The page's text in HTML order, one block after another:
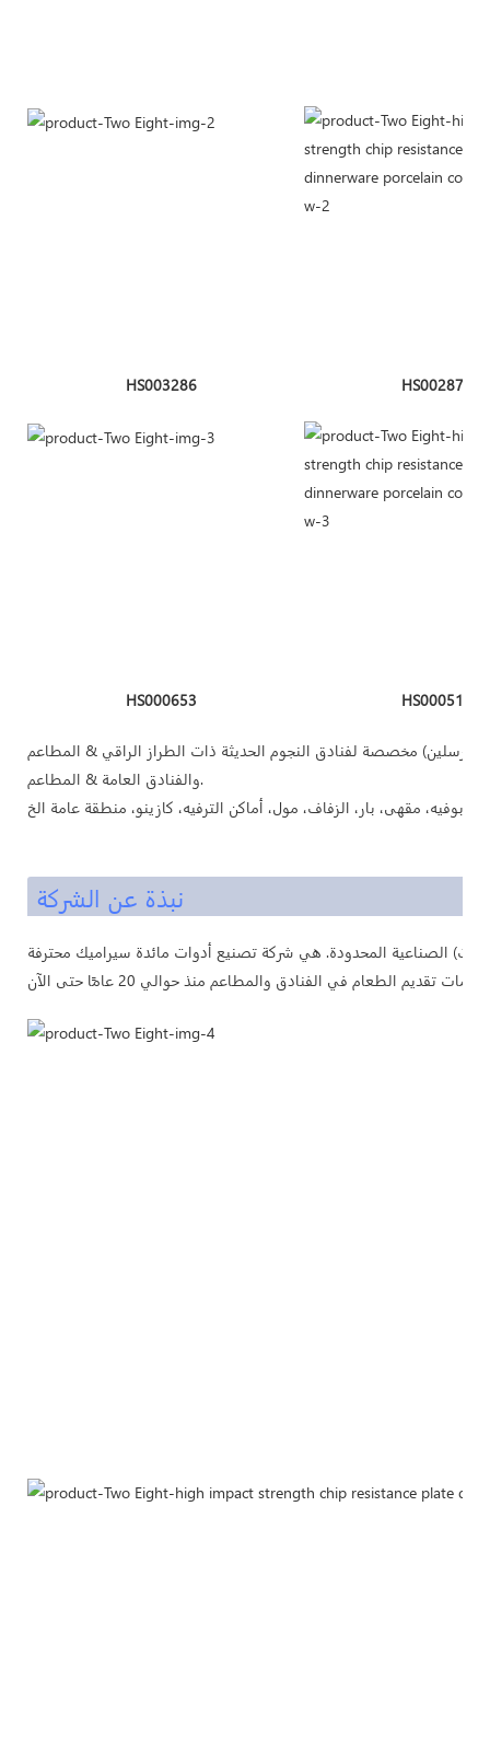
HS003286 HS002876
HS000653 HS000510
مخصصة لفنادق النجوم الحديثة ذات الطراز الراقي & المطاعم
والفنادق العامة & المطاعم.
نبذة عن الشركة